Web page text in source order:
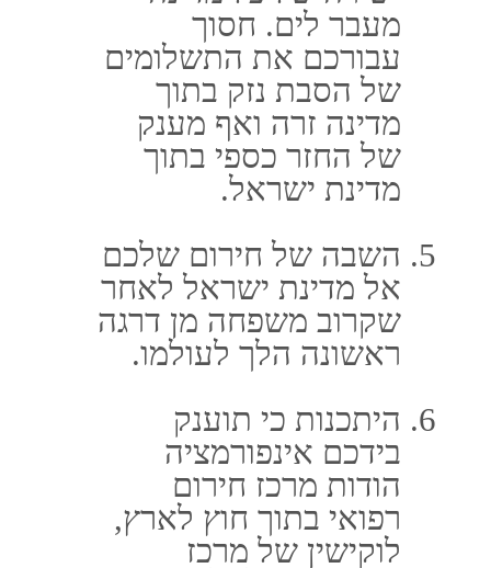
מייל: LIOR@LIOR-INS.CO.IL
ישראל
ימי פעילות: א' - ה' שעת פתיחה:
פספורטכארד
ביטוח נסיעות לחול
ביטוח טיסה
חברת ביטוח פספורטכארד
ביטוח רפואי לחו"ל
האתר נבנה ע"י קידום פלוס
בניית אתרים וקידום אתרים